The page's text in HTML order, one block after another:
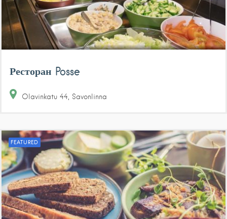
Ресторан Posse
Olavinkatu 44 Savonlinna
FEATURED